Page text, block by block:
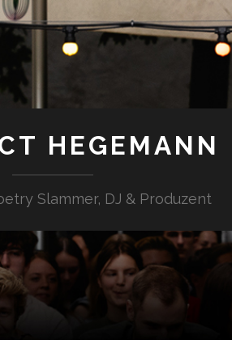
HEGEMANN
Slammer, DJ & Produzent